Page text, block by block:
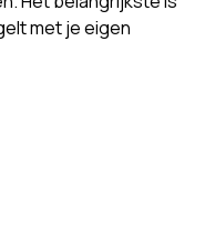
met je eigen